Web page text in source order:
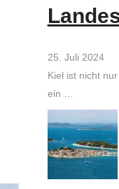
25. Juli 2024
Kiel ist nicht
ein …